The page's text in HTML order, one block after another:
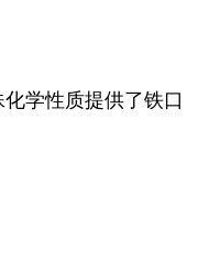
学性质提供了铁口